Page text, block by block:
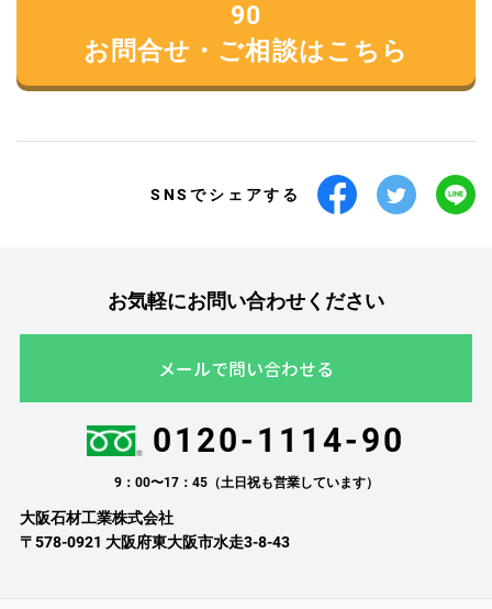
90
お問合せ・ご相談はこちら
SNSでシェアする
お気軽にお問い合わせください
メールで問い合わせる
0120-1114-90
9：00〜17：45（土日祝も営業しています）
大阪石材工業株式会社
〒578-0921 大阪府東大阪市水走3-8-43